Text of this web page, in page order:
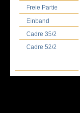
Freie Partie
Einband
Cadre 35/2
Cadre 52/2